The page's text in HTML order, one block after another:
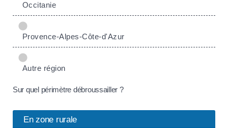
Occitanie
Provence-Alpes-Côte-d'Azur
Autre région
Sur quel périmètre débroussailler ?
En zone rurale